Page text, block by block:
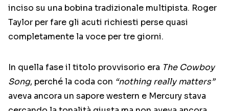
inciso su una bobina tradizionale multipista. Roger
Taylor per fare gli acuti richiesti perse quasi
completamente la voce per tre giorni.
In quella fase il titolo provvisorio era The Cowboy
Song, perché la coda con “nothing really matters”
aveva ancora un sapore western e Mercury stava